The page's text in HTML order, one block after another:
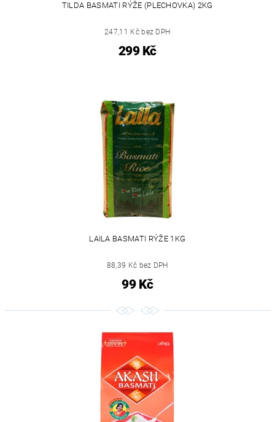
TILDA BASMATI RÝŽE (PLECHOVKA) 2KG
247,11 Kč bez DPH
299 Kč
LAILA BASMATI RÝŽE 1KG
88,39 Kč bez DPH
99 Kč